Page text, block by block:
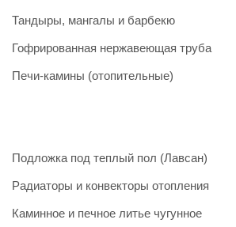
Тандыры, мангалы и барбекю
Гофрированная нержавеющая труба
Печи-камины (отопительные)
Подложка под теплый пол (Лавсан)
Радиаторы и конвекторы отопления
Каминное и печное литье чугунное